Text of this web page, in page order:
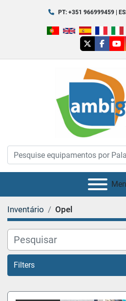
PT: +351 966999459 |
twitter
Inventário Opel
Filters
Todas as Categorias